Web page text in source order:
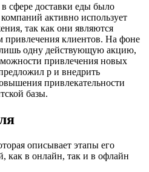
сфере доставки еды было
активно использует
так как они являются
клиентов. На фоне
лишь одну действующую акцию,
привлечения новых
р и внедрить
привлекательности
базы.
описывает этапы его
как в онлайн, так и в офлайн